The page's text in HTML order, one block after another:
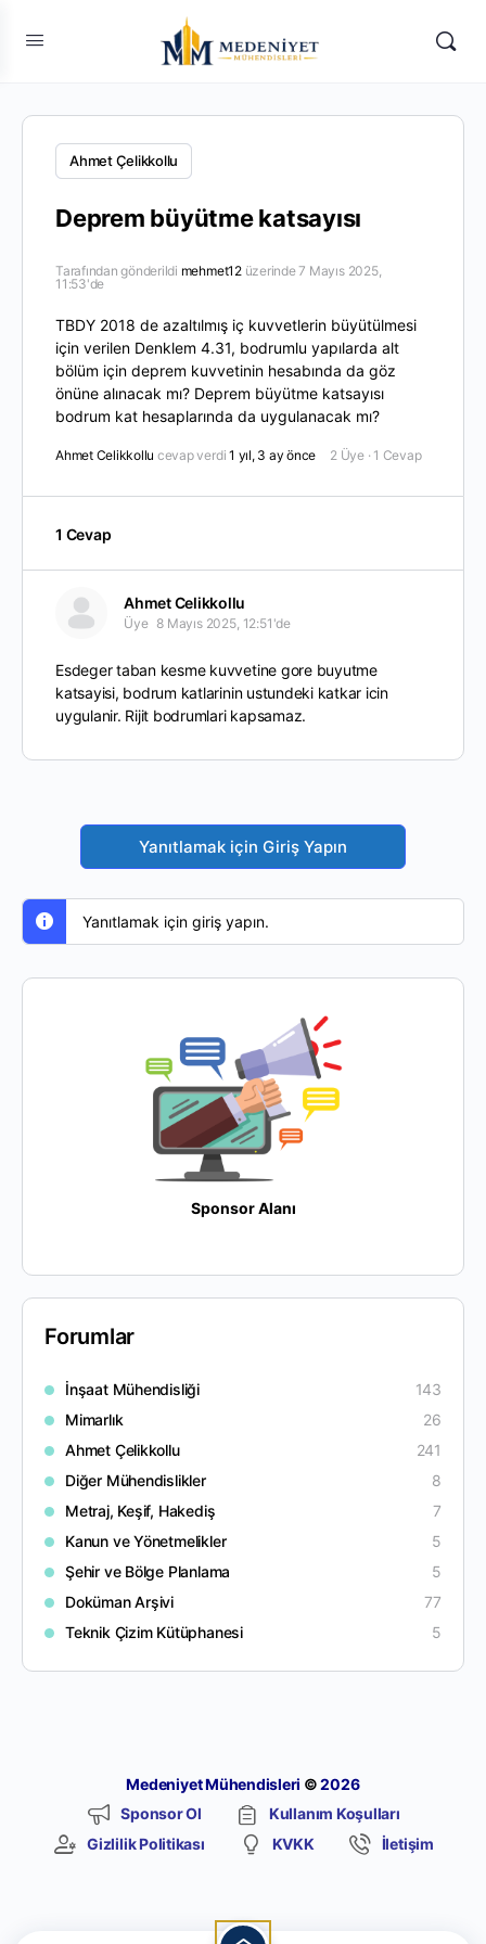
Ahmet Çelikkollu
Deprem büyütme katsayısı
Tarafından gönderildi mehmet12 üzerinde 7 Mayıs 2025,
11:53'de
TBDY 2018 de azaltılmış iç kuvvetlerin büyütülmesi
için verilen Denklem 4.31, bodrumlu yapılarda alt
bölüm için deprem kuvvetinin hesabında da göz
önüne alınacak mı? Deprem büyütme katsayısı
bodrum kat hesaplarında da uygulanacak mı?
Ahmet Celikkollu cevap verdi1 yıl, 3 ay önce 2 Üye · 1 Cevap
1 Cevap
Ahmet Celikkollu
Üye 8 Mayıs 2025, 12:51'de
Esdeger taban kesme kuvvetine gore buyutme
katsayisi, bodrum katlarinin ustundeki katkar icin
uygulanir. Rijit bodrumlari kapsamaz.
Yanıtlamak için Giriş Yapın
Yanıtlamak için giriş yapın.
Sponsor Alanı
Forumlar
İnşaat Mühendisliği
143
Mimarlık
26
Ahmet Çelikkollu
241
Diğer Mühendislikler
8
Metraj, Keşif, Hakediş
7
Kanun ve Yönetmelikler
5
Şehir ve Bölge Planlama
5
Doküman Arşivi
77
Teknik Çizim Kütüphanesi
5
Medeniyet Mühendisleri © 2026
Sponsor Ol
Kullanım Koşulları
Gizlilik Politikası
KVKK İletişim